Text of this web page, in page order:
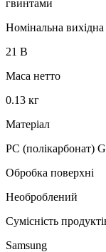
гвинтами
Номінальна
21 В
Маса нетто
0.13 кг
Матеріал
PC (полікарбонат)
Обробка поверхні
Необроблений
Сумісність
Samsung